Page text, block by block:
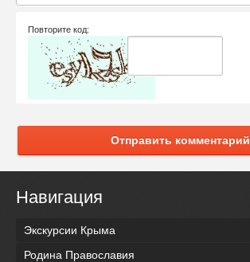
Повторите код:
Отправить комментарий
Навигация
Экскурсии Крыма
Родина Православия